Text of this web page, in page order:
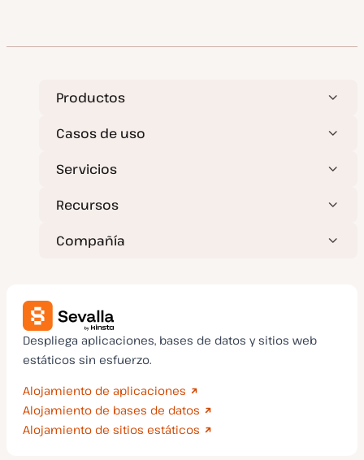
Productos
Casos de uso
Servicios
Recursos
Compañía
Despliega aplicaciones, bases de datos y sitios web
estáticos sin esfuerzo.
Alojamiento de aplicaciones
Alojamiento de bases de datos
Alojamiento de sitios estáticos